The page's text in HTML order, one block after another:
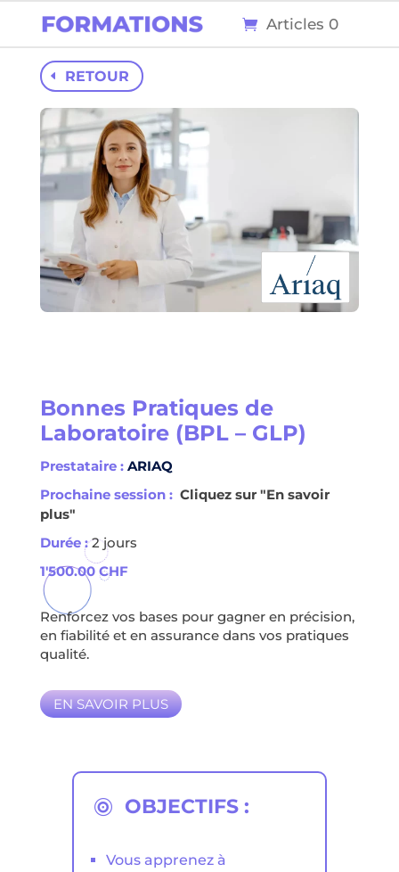
Articles 0
RETOUR
Bonnes Pratiques de
Laboratoire (BPL – GLP)
Prestataire : ARIAQ
Prochaine session : Cliquez sur "En savoir
plus"
Durée :2 jours
1'500.00 CHF
Renforcez vos bases pour gagner en précision,
en fiabilité et en assurance dans vos pratiques
qualité.
EN SAVOIR PLUS
 OBJECTIFS :
Vous apprenez à